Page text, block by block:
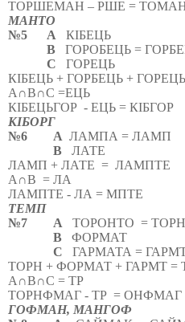
ТОРШЕМАН – РШЕ =
МАНТО
№5
А
КІБЕЦЬ
В
ГОРОБЕЦЬ =
С
ГОРЕЦЬ
КІБЕЦЬ + ГОРБЕЦЬ +
А∩В∩С =ЕЦЬ
КІБЕЦЬГОР - ЕЦЬ = КІБГОР
КІБОРГ
№6
А ЛАМПА = ЛАМП
В
ЛАТЕ
ЛАМП + ЛАТЕ = ЛАМПТЕ
А∩В = ЛА
ЛАМПТЕ - ЛА = МПТЕ
ТЕМП
№7
А ТОРОНТО = ТОРН
В
ФОРМАТ
С
ГАРМАТА =
ТОРН + ФОРМАТ + ГАРМТ
А∩В∩С = ТР
ТОРНФМАГ - ТР = ОНФМАГ
ГОФМАН, МАНГОФ